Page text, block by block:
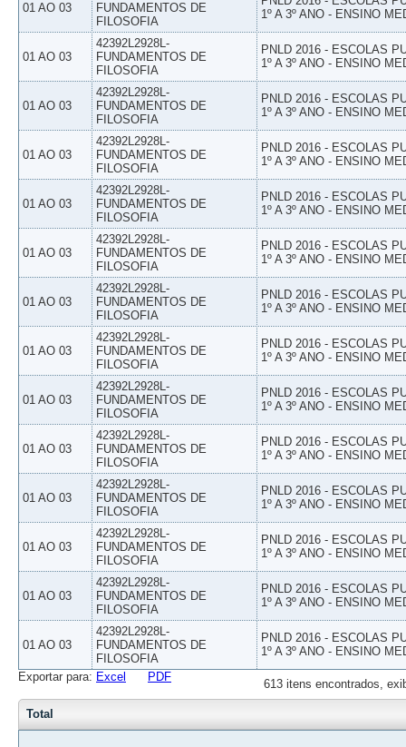
01 AO 03
FUNDAMENTOS DE
FILOSOFIA
1º A 3º ANO - ENSINO
01 AO 03
42392L2928L-
FUNDAMENTOS DE
FILOSOFIA
PNLD 2016 - ESCOLAS
1º A 3º ANO - ENSINO
01 AO 03
42392L2928L-
FUNDAMENTOS DE
FILOSOFIA
PNLD 2016 - ESCOLAS
1º A 3º ANO - ENSINO
01 AO 03
42392L2928L-
FUNDAMENTOS DE
FILOSOFIA
PNLD 2016 - ESCOLAS
1º A 3º ANO - ENSINO
01 AO 03
42392L2928L-
FUNDAMENTOS DE
FILOSOFIA
PNLD 2016 - ESCOLAS
1º A 3º ANO - ENSINO
01 AO 03
42392L2928L-
FUNDAMENTOS DE
FILOSOFIA
PNLD 2016 - ESCOLAS
1º A 3º ANO - ENSINO
01 AO 03
42392L2928L-
FUNDAMENTOS DE
FILOSOFIA
PNLD 2016 - ESCOLAS
1º A 3º ANO - ENSINO
01 AO 03
42392L2928L-
FUNDAMENTOS DE
FILOSOFIA
PNLD 2016 - ESCOLAS
1º A 3º ANO - ENSINO
01 AO 03
42392L2928L-
FUNDAMENTOS DE
FILOSOFIA
PNLD 2016 - ESCOLAS
1º A 3º ANO - ENSINO
01 AO 03
42392L2928L-
FUNDAMENTOS DE
FILOSOFIA
PNLD 2016 - ESCOLAS
1º A 3º ANO - ENSINO
01 AO 03
42392L2928L-
FUNDAMENTOS DE
FILOSOFIA
PNLD 2016 - ESCOLAS
1º A 3º ANO - ENSINO
01 AO 03
42392L2928L-
FUNDAMENTOS DE
FILOSOFIA
PNLD 2016 - ESCOLAS
1º A 3º ANO - ENSINO
01 AO 03
42392L2928L-
FUNDAMENTOS DE
FILOSOFIA
PNLD 2016 - ESCOLAS
1º A 3º ANO - ENSINO
01 AO 03
42392L2928L-
FUNDAMENTOS DE
FILOSOFIA
PNLD 2016 - ESCOLAS
1º A 3º ANO - ENSINO
613 itens encontrados,
Exportar para: Excel PDF
Total